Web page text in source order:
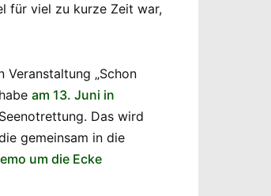
für viel zu kurze Zeit war,
Veranstaltung „Schon
am 13. Juni in
Das wird
gemeinsam in die
um die Ecke